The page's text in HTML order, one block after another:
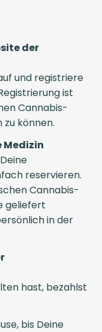
der
und registriere
ist
Cannabis-
können.
Medizin
reservieren.
Cannabis-
geliefert
in der
hast, bezahlst
bis Deine